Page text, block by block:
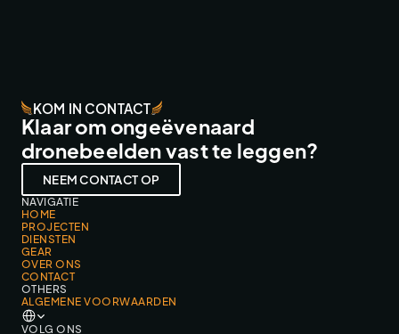
KOM IN CONTACT
Klaar om ongeëvenaard
dronebeelden vast te leggen?
NEEM CONTACT OP
NAVIGATIE
HOME
PROJECTEN
DIENSTEN
GEAR
OVER ONS
CONTACT
OTHERS
ALGEMENE VOORWAARDEN
Select Language
VOLG ONS